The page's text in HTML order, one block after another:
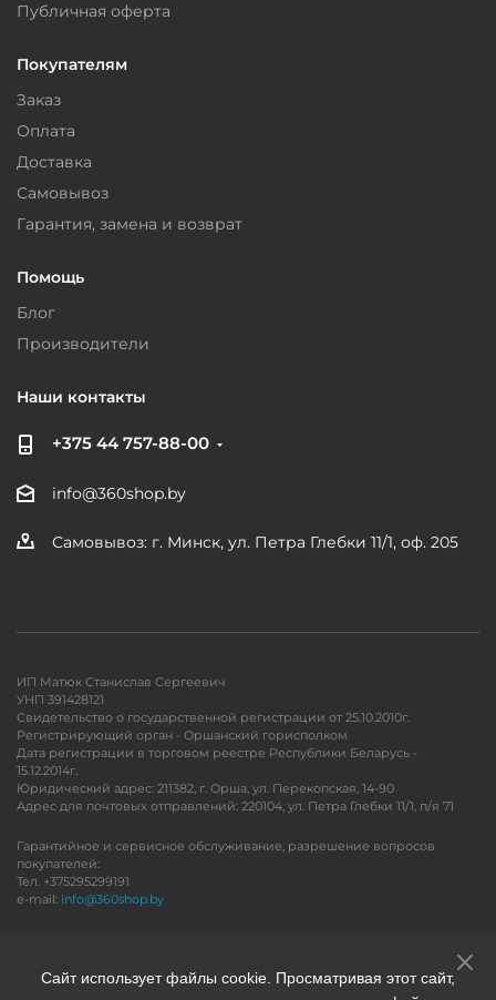
Публичная оферта
Покупателям
Заказ
Оплата
Доставка
Самовывоз
Гарантия, замена и возврат
Помощь
Блог
Производители
Наши контакты
+375 44 757-88-00
info@360shop.by
Самовывоз: г. Минск, ул. Петра Глебки 11/1, оф. 205
ИП Матюк Станислав Сергеевич
УНП 391428121
Свидетельство о государственной регистрации от 25.10.2010г.
Регистрирующий орган - Оршанский горисполком
Дата регистрации в торговом реестре Республики Беларусь -
15.12.2014г.
Юридический адрес: 211382, г. Орша, ул. Перекопская, 14-90
Адрес для почтовых отправлений: 220104, ул. Петра Глебки 11/1, п/я 71
Гарантийное и сервисное обслуживание, разрешение вопросов
покупателей:
Тел. +375295299191
e-mail: info@360shop.by
Сайт использует файлы cookie. Просматривая этот сайт,